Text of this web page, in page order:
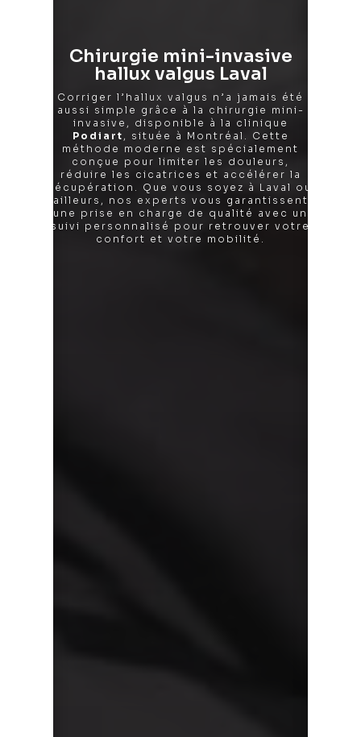
Chirurgie mini-invasive
hallux valgus Laval
Corriger l’hallux valgus n’a jamais été
aussi simple grâce à la chirurgie mini-
invasive, disponible à la clinique
Podiart , située à Montréal. Cette
méthode moderne est spécialement
conçue pour limiter les douleurs,
réduire les cicatrices et accélérer la
récupération. Que vous soyez à Laval ou
ailleurs, nos experts vous garantissent
une prise en charge de qualité avec un
suivi personnalisé pour retrouver votre
confort et votre mobilité.